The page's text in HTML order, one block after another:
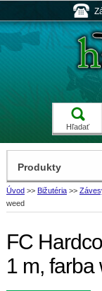
Hľadať
Úvod >> Bižutéria >>
weed
FC
1 m, farba
Produkty